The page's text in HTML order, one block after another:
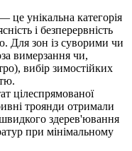
це унікальна категорія
і безперервність
Для зон із суворими чи
вимерзання чи,
вибір зимостійких
цілеспрямованої
троянди отримали
здерев'ювання
при мінімальному